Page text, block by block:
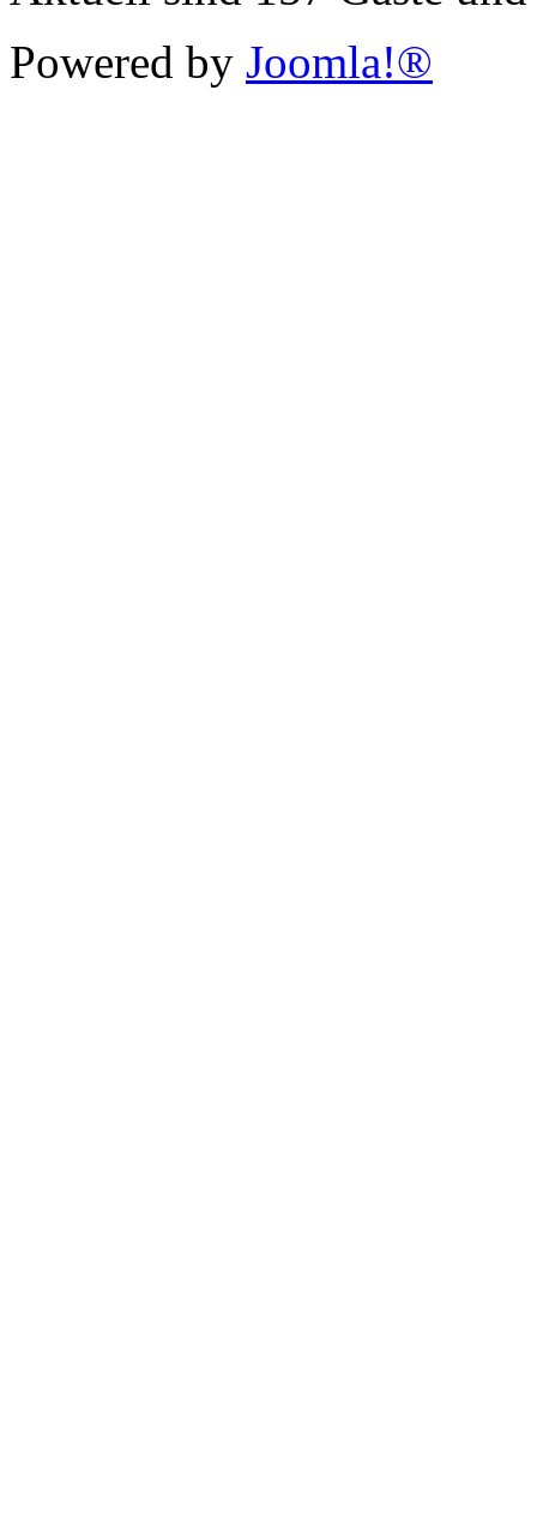
Powered by Joomla!®